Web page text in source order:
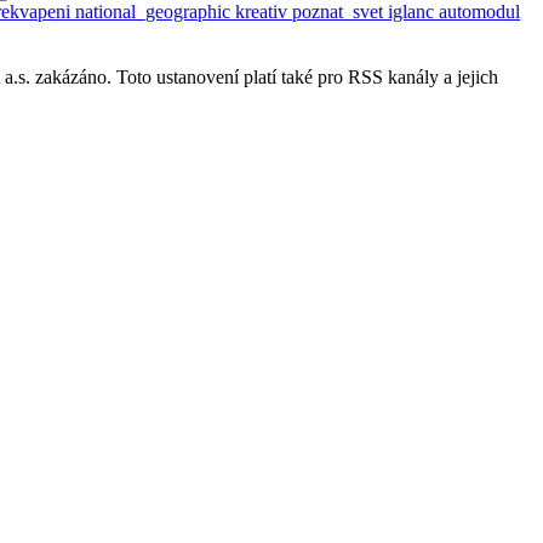
national_geographic kreativ poznat_svet iglanc automodul
zakázáno. Toto ustanovení platí také pro RSS kanály a jejich